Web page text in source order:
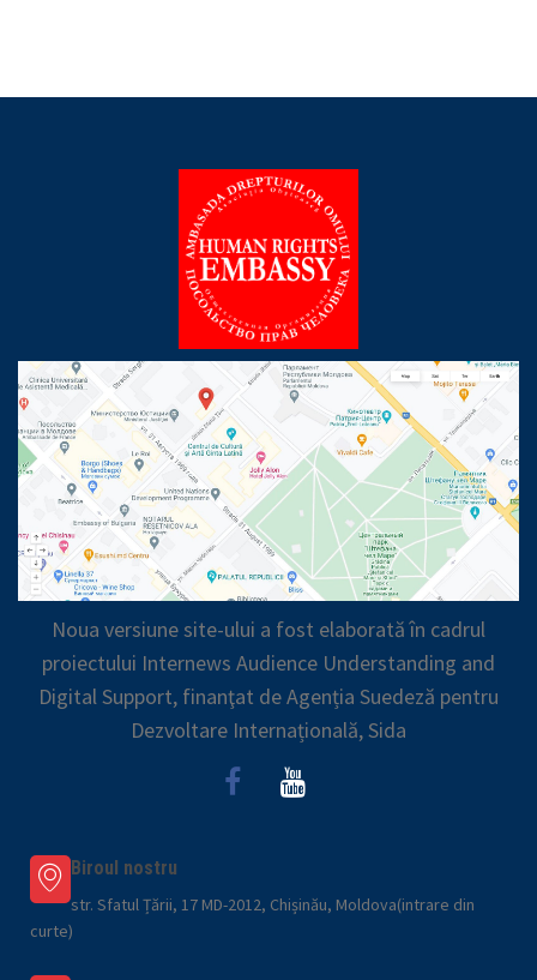
Noua versiune site-ului a fost elaborată în cadrul
proiectului Internews Audience Understanding and
Digital Support, finanţat de Agenția Suedeză pentru
Dezvoltare Internațională, Sida
Biroul nostru
str. Sfatul Țării, 17 MD-2012, Chișinău, Moldova(intrare din
curte)